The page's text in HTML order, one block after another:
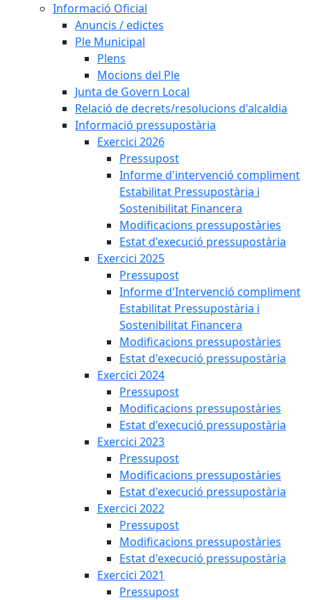
Informació Oficial
Anuncis / edictes
Ple Municipal
Plens
Mocions del Ple
Junta de Govern Local
Relació de decrets/resolucions d'alcaldia
Informació pressupostària
Exercici 2026
Pressupost
Informe d'intervenció compliment
Estabilitat Pressupostària i
Sostenibilitat Financera
Modificacions pressupostàries
Estat d'execució pressupostària
Exercici 2025
Pressupost
Informe d'Intervenció compliment
Estabilitat Pressupostària i
Sostenibilitat Financera
Modificacions pressupostàries
Estat d'execució pressupostària
Exercici 2024
Pressupost
Modificacions pressupostàries
Estat d'execució pressupostària
Exercici 2023
Pressupost
Modificacions pressupostàries
Estat d'execució pressupostària
Exercici 2022
Pressupost
Modificacions pressupostàries
Estat d'execució pressupostària
Exercici 2021
Pressupost